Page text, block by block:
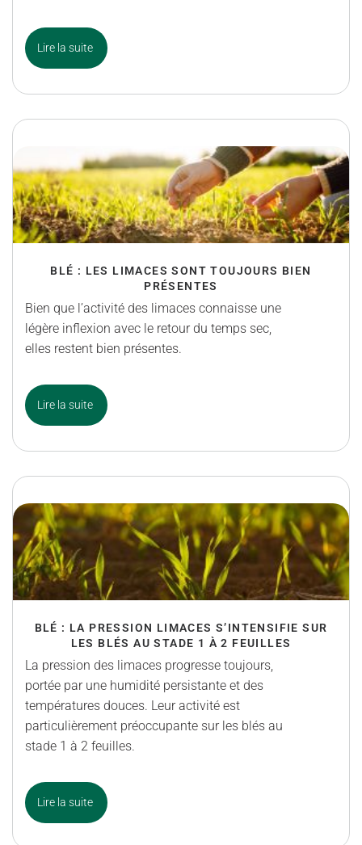
Lire la suite
BLÉ : LES LIMACES SONT TOUJOURS BIEN
PRÉSENTES
Bien que l’activité des limaces connaisse une
légère inflexion avec le retour du temps sec,
elles restent bien présentes.
Lire la suite
BLÉ : LA PRESSION LIMACES S’INTENSIFIE SUR
LES BLÉS AU STADE 1 À 2 FEUILLES
La pression des limaces progresse toujours,
portée par une humidité persistante et des
températures douces. Leur activité est
particulièrement préoccupante sur les blés au
stade 1 à 2 feuilles.
Lire la suite